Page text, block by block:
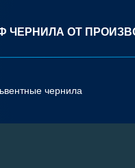
чернила
ЧЕРНИЛА ОТ